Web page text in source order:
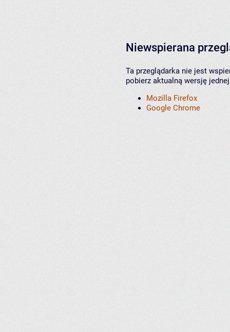
Niewspierana
Ta przeglądarka nie jest
pobierz aktualną wersję
Mozilla Firefox
Google Chrome